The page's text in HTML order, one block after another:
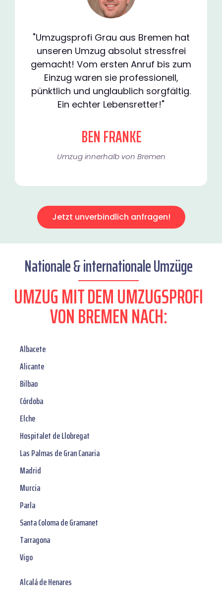
"Umzugsprofi Grau aus Bremen hat
unseren Umzug absolut stressfrei
gemacht! Vom ersten Anruf bis zum
Einzug waren sie professionell,
pünktlich und unglaublich sorgfältig.
Ein echter Lebensretter!"
BEN FRANKE
Umzug innerhalb von Bremen​
Jetzt unverbindlich anfragen!
Nationale & internationale Umzüge
UMZUG MIT DEM UMZUGSPROFI
VON BREMEN NACH:
Albacete
Alicante
Bilbao
Córdoba
Elche
Hospitalet de Llobregat
Las Palmas de Gran Canaria
Madrid
Murcia
Parla
Santa Coloma de Gramanet
Tarragona
Vigo
Alcalá de Henares